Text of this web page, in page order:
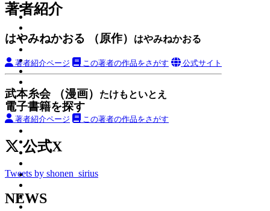
電子書籍を探す
著者紹介
はやみねかおる （原作） はやみねかおる
著者紹介ページ この著者の作品をさがす 公式サイト
武本糸会 （漫画） たけもといとえ
著者紹介ページ この著者の作品をさがす
公式X
Tweets by shonen_sirius
NEWS